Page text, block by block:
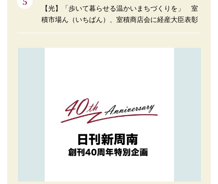
【光】「歩いて暮らせる温かいまちづくりを」 室
積市場ん（いちばん）、室積商店会に経産大臣表彰